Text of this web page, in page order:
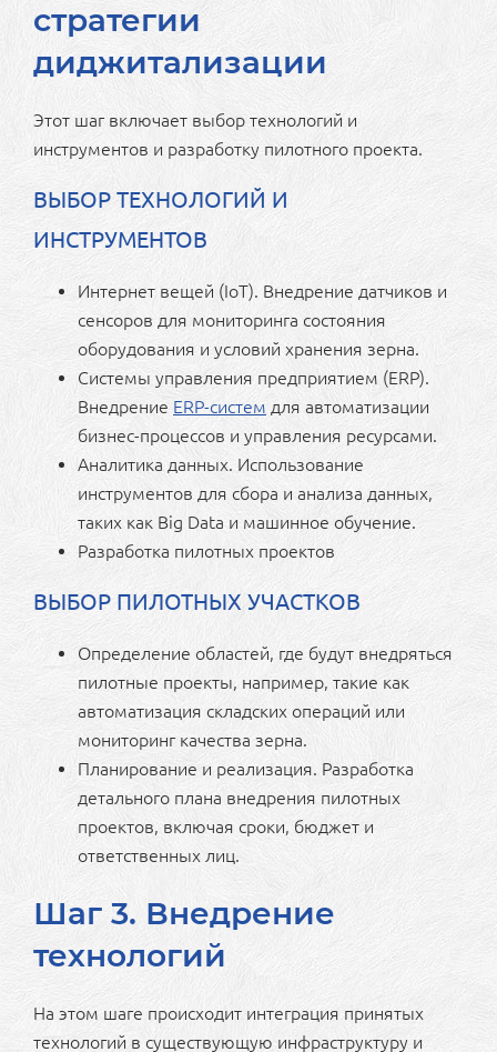
стратегии
диджитализации
Этот шаг включает выбор технологий и
инструментов и разработку пилотного проекта.
ВЫБОР ТЕХНОЛОГИЙ И
ИНСТРУМЕНТОВ
Интернет вещей (IoT). Внедрение датчиков и
сенсоров для мониторинга состояния
оборудования и условий хранения зерна.
Системы управления предприятием (ERP).
Внедрение ERP-систем для автоматизации
бизнес-процессов и управления ресурсами.
Аналитика данных. Использование
инструментов для сбора и анализа данных,
таких как Big Data и машинное обучение.
Разработка пилотных проектов
ВЫБОР ПИЛОТНЫХ УЧАСТКОВ
Определение областей, где будут внедряться
пилотные проекты, например, такие как
автоматизация складских операций или
мониторинг качества зерна.
Планирование и реализация. Разработка
детального плана внедрения пилотных
проектов, включая сроки, бюджет и
ответственных лиц.
Шаг 3. Внедрение
технологий
На этом шаге происходит интеграция принятых
технологий в существующую инфраструктуру и